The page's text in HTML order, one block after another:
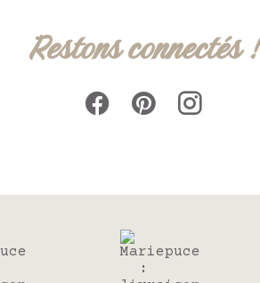
Restons connectés !